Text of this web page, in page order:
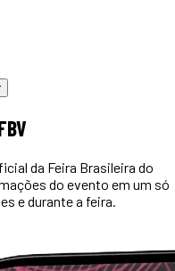
da Feira Brasileira do
do evento em um só
e durante a feira.